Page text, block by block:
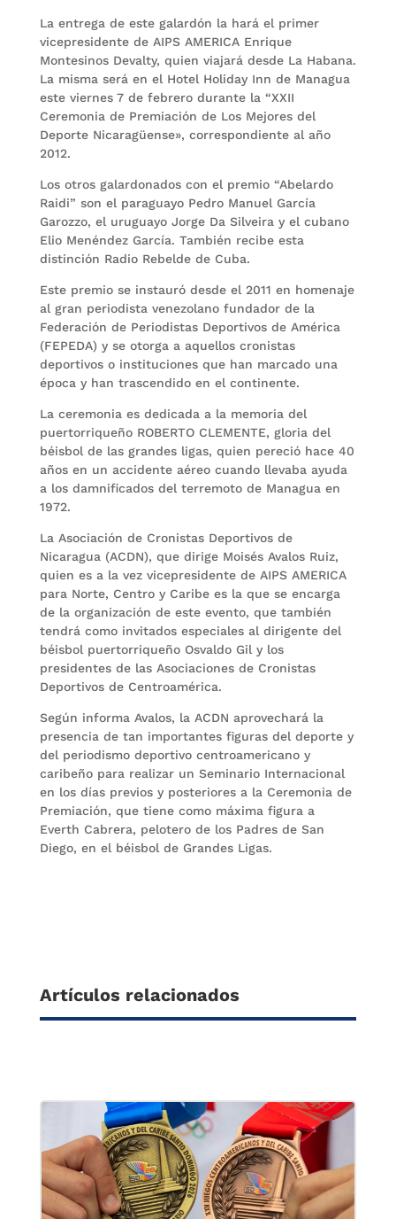
La entrega de este galardón la hará el primer
vicepresidente de AIPS AMERICA Enrique
Montesinos Devalty, quien viajará desde La Habana.
La misma será en el Hotel Holiday Inn de Managua
este viernes 7 de febrero durante la “XXII
Ceremonia de Premiación de Los Mejores del
Deporte Nicaragüense», correspondiente al año
2012.
Los otros galardonados con el premio “Abelardo
Raidi” son el paraguayo Pedro Manuel García
Garozzo, el uruguayo Jorge Da Silveira y el cubano
Elio Menéndez García. También recibe esta
distinción Radio Rebelde de Cuba.
Este premio se instauró desde el 2011 en homenaje
al gran periodista venezolano fundador de la
Federación de Periodistas Deportivos de América
(FEPEDA) y se otorga a aquellos cronistas
deportivos o instituciones que han marcado una
época y han trascendido en el continente.
La ceremonia es dedicada a la memoria del
puertorriqueño ROBERTO CLEMENTE, gloria del
béisbol de las grandes ligas, quien pereció hace 40
años en un accidente aéreo cuando llevaba ayuda
a los damnificados del terremoto de Managua en
1972.
La Asociación de Cronistas Deportivos de
Nicaragua (ACDN), que dirige Moisés Avalos Ruiz,
quien es a la vez vicepresidente de AIPS AMERICA
para Norte, Centro y Caribe es la que se encarga
de la organización de este evento, que también
tendrá como invitados especiales al dirigente del
béisbol puertorriqueño Osvaldo Gil y los
presidentes de las Asociaciones de Cronistas
Deportivos de Centroamérica.
Según informa Avalos, la ACDN aprovechará la
presencia de tan importantes figuras del deporte y
del periodismo deportivo centroamericano y
caribeño para realizar un Seminario Internacional
en los días previos y posteriores a la Ceremonia de
Premiación, que tiene como máxima figura a
Everth Cabrera, pelotero de los Padres de San
Diego, en el béisbol de Grandes Ligas.
Artículos relacionados